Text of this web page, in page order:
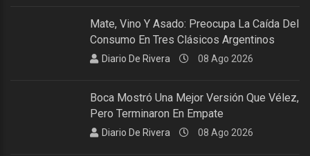
Mate, Vino Y Asado: Preocupa La Caída Del
Consumo En Tres Clásicos Argentinos
Diario De Rivera 08 Ago 2026
Boca Mostró Una Mejor Versión Que Vélez,
Pero Terminaron En Empate
Diario De Rivera 08 Ago 2026